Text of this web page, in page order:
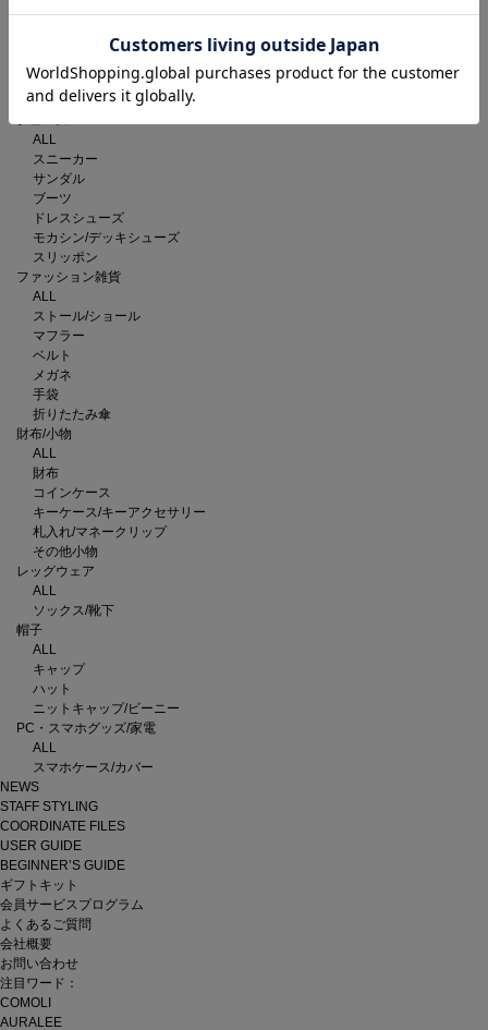
バックパック/リュック
ハンドバッグ
クラッチバッグ
ALL
スニーカー
サンダル
ブーツ
ドレスシューズ
モカシン/デッキシューズ
スリッポン
ファッション雑貨
ALL
ストール/ショール
マフラー
ベルト
メガネ
手袋
折りたたみ傘
財布/小物
ALL
財布
コインケース
キーケース/キーアクセサリー
札入れ/マネークリップ
その他小物
レッグウェア
ALL
ソックス/靴下
帽子
ALL
キャップ
ハット
ニットキャップ/ビーニー
PC・スマホグッズ/家電
ALL
スマホケース/カバー
NEWS
STAFF STYLING
COORDINATE FILES
USER GUIDE
BEGINNER’S GUIDE
ギフトキット
会員サービスプログラム
よくあるご質問
会社概要
お問い合わせ
注目ワード：
COMOLI
AURALEE